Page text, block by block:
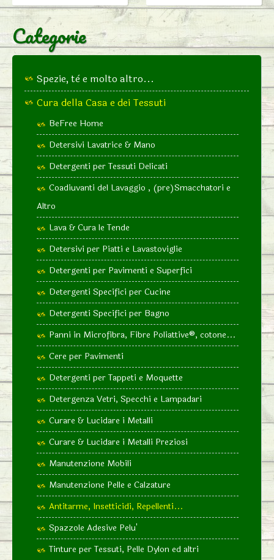
Categorie
Spezie, tè e molto altro...
Cura della Casa e dei Tessuti
BeFree Home
Detersivi Lavatrice & Mano
Detergenti per Tessuti Delicati
Coadiuvanti del Lavaggio , (pre)Smacchatori e
Altro
Lava & Cura le Tende
Detersivi per Piatti e Lavastoviglie
Detergenti per Pavimenti e Superfici
Detergenti Specifici per Cucine
Detergenti Specifici per Bagno
Panni in Microfibra, Fibre Poliattive®, cotone...
Cere per Pavimenti
Detergenti per Tappeti e Moquette
Detergenza Vetri, Specchi e Lampadari
Curare & Lucidare i Metalli
Curare & Lucidare i Metalli Preziosi
Manutenzione Mobili
Manutenzione Pelle e Calzature
Antitarme, Insetticidi, Repellenti...
Spazzole Adesive Pelu'
Tinture per Tessuti, Pelle Dylon ed altri